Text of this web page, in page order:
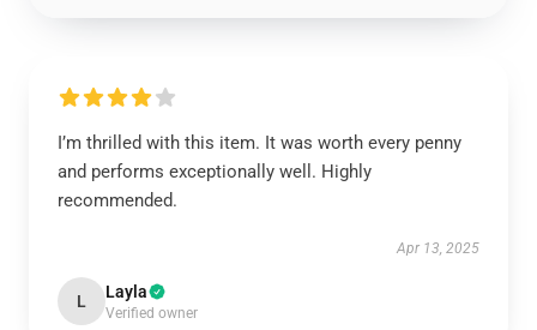
I’m thrilled with this item. It was worth every penny
and performs exceptionally well. Highly
recommended.
Apr 13, 2025
L Layla
Verified owner